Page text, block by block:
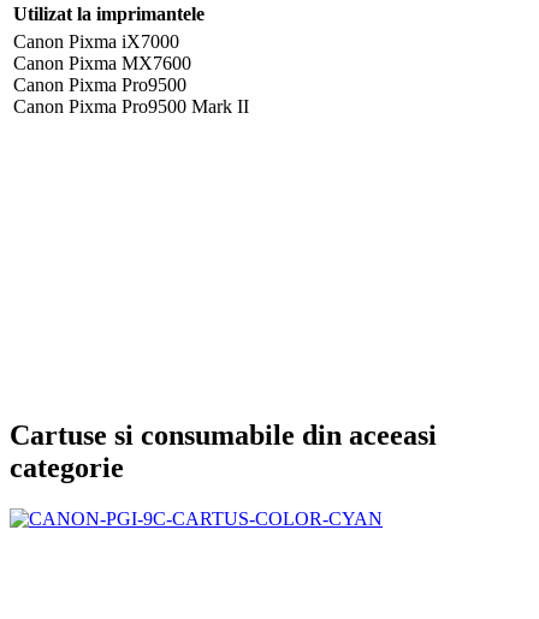
Utilizat la imprimantele
Canon Pixma iX7000
Canon Pixma MX7600
Canon Pixma Pro9500
Canon Pixma Pro9500 Mark II
Cartuse si consumabile din aceeasi
categorie